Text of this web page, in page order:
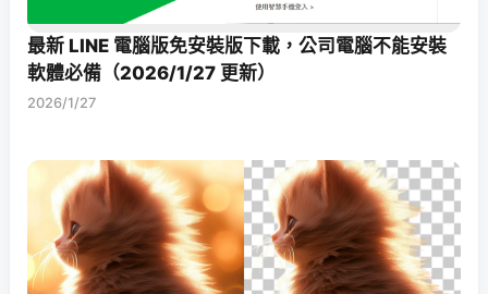
最新 LINE 電腦版免安裝版下載，公司電腦不能安裝
軟體必備（2026/1/27 更新）
2026/1/27